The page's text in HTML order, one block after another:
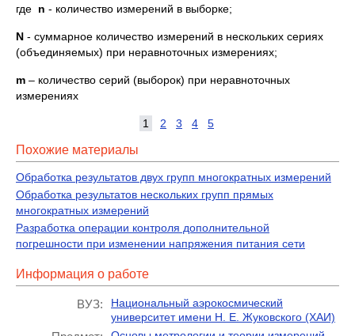
где n - количество измерений в выборке;
N - суммарное количество измерений в нескольких сериях
(объединяемых) при неравноточных измерениях;
m – количество серий (выборок) при неравноточных
измерениях
1 2 3 4 5
Похожие материалы
Обработка результатов двух групп многократных измерений
Обработка результатов нескольких групп прямых
многократных измерений
Разработка операции контроля дополнительной
погрешности при изменении напряжения питания сети
Информация о работе
ВУЗ:
Национальный аэрокосмический
университет имени Н. Е. Жуковского (ХАИ)